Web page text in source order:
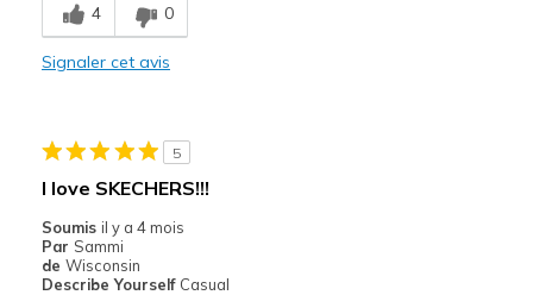
Comfortable
Casual Wear
Width
Sizing
View On Shoes
Shoes are for Wearing
4 0
Signaler cet avis
5
I love SKECHERS!!!
Soumis il y a 4 mois
Par Sammi
de Wisconsin
Describe Yourself Casual